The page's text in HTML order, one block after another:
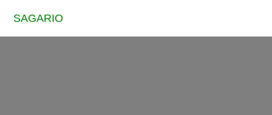
SAGARIO